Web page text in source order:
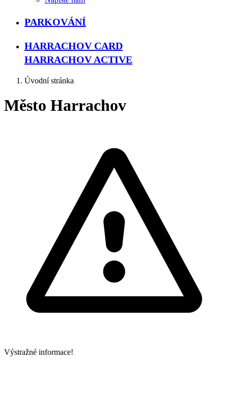
PARKOVÁNÍ
HARRACHOV CARD
HARRACHOV ACTIVE
Úvodní stránka
Město Harrachov
Výstražné informace!